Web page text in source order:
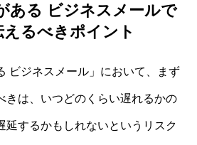
ある ビジネスメールで
えるべきポイント
ビジネスメール」において、まず
きは、いつどのくらい遅れるかの
延するかもしれないというリスク